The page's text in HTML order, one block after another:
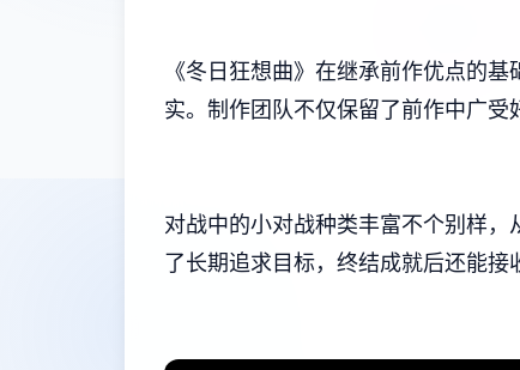
《冬日狂想曲》在继承前作优点的
实。制作团队不仅保留了前作中广受
对战中的小对战种类丰富不个别样
了长期追求目标，终结成就后还能接